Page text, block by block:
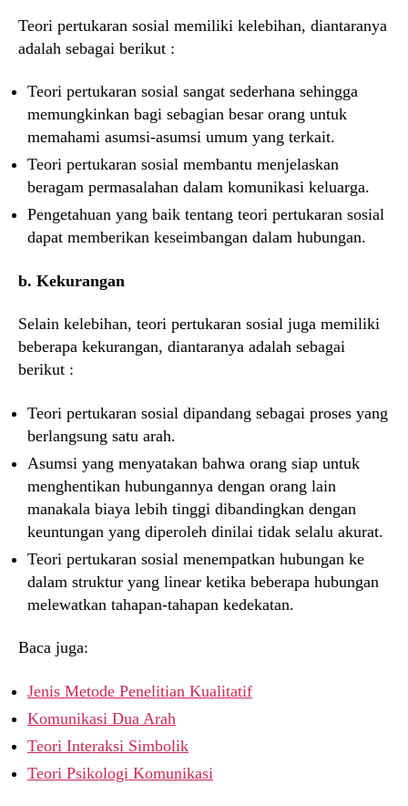
Teori pertukaran sosial memiliki kelebihan, diantaranya
adalah sebagai berikut :
Teori pertukaran sosial sangat sederhana sehingga
memungkinkan bagi sebagian besar orang untuk
memahami asumsi-asumsi umum yang terkait.
Teori pertukaran sosial membantu menjelaskan
beragam permasalahan dalam komunikasi keluarga.
Pengetahuan yang baik tentang teori pertukaran sosial
dapat memberikan keseimbangan dalam hubungan.
b. Kekurangan
Selain kelebihan, teori pertukaran sosial juga memiliki
beberapa kekurangan, diantaranya adalah sebagai
berikut :
Teori pertukaran sosial dipandang sebagai proses yang
berlangsung satu arah.
Asumsi yang menyatakan bahwa orang siap untuk
menghentikan hubungannya dengan orang lain
manakala biaya lebih tinggi dibandingkan dengan
keuntungan yang diperoleh dinilai tidak selalu akurat.
Teori pertukaran sosial menempatkan hubungan ke
dalam struktur yang linear ketika beberapa hubungan
melewatkan tahapan-tahapan kedekatan.
Baca juga:
Jenis Metode Penelitian Kualitatif
Komunikasi Dua Arah
Teori Interaksi Simbolik
Teori Psikologi Komunikasi